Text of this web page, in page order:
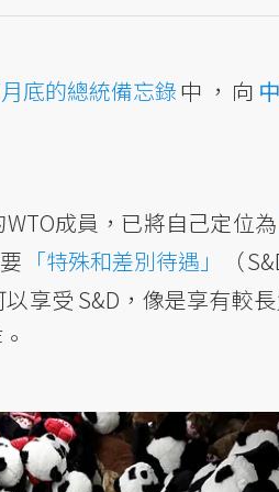
底的總統備忘錄中，向
成員，已將自己定位為
「特殊和差別待遇」 （
享受 S&D，像是享有較